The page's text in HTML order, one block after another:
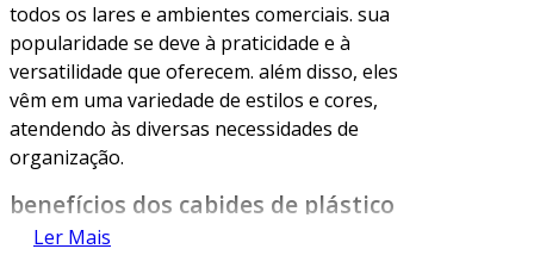
todos os lares e ambientes comerciais. sua
popularidade se deve à praticidade e à
versatilidade que oferecem. além disso, eles
vêm em uma variedade de estilos e cores,
atendendo às diversas necessidades de
organização.
benefícios dos cabides de plástico
os cabides de plástico apresentam diversas
Ler Mais